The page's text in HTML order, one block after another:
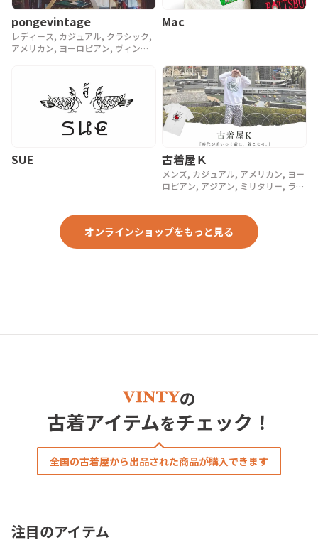
pongevintage
レディース, カジュアル, クラシック,
アメリカン, ヨーロピアン, ヴィンテ
Mac
SUE 古着屋Ｋ
メンズ, カジュアル, アメリカン, ヨー
ロピアン, アジアン, ミリタリー, ラグ
オンラインショップをもっと見る
の
古着アイテムをチェック！
全国の古着屋から出品された商品が購入できます
注目のアイテム